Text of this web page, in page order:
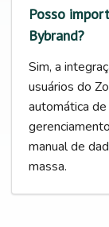
Posso
Bybrand?
Sim, a
usuários do
automática
manual de
massa.